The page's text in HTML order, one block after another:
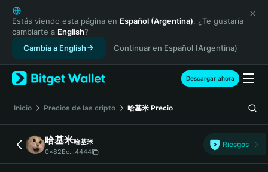
English
日本語
Tiếng Việt
Русский
Español (Latinoamérica)
Türkçe
Français
Deutsch
简体中文
繁體中文
Português (Portugal)
Estás viendo esta página en Español (Argentina). ¿Te gustaría
cambiarte a English?
Cambia a English
Continuar en Español (Argentina)
Descargar ahora
Inicio Precios de las cripto 哈基米 Precio
哈基米哈基米
0x82Ec...4444
Riesgos